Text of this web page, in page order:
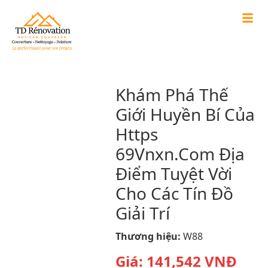
Khám Phá Thế
Giới Huyền Bí Của
Https
69Vnxn.Com Địa
Điểm Tuyệt Vời
Cho Các Tín Đồ
Giải Trí
Thương hiệu: W88
Giá: 141,542 VNĐ